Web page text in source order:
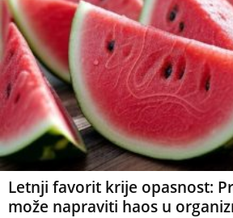
Letnji favorit krije opasnost:
može napraviti haos u